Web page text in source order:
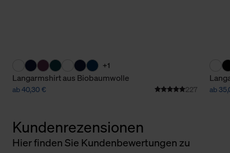
+1
Langarmshirt aus Biobaumwolle
ab 40,30 € 227 ab
Kundenrezensionen
Hier finden Sie Kundenbewertungen zu